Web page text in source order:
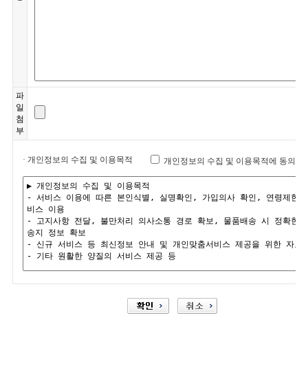
파
일
첨
부
· 개인정보의 수집 및 이용목적 개인정보의 수집 및 이용목적에 동의합